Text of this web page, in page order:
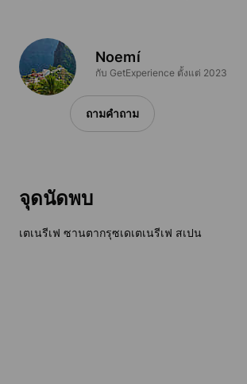
Noemí
กับ GetExperience ตั้งแต่ 2023
ถามคำถาม
จุดนัดพบ
เตเนรีเฟ ซานตากรุซเดเตเนรีเฟ สเปน